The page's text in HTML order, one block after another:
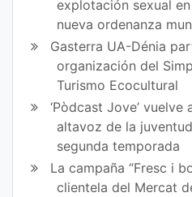
explotación sexual
nueva ordenanza
Gasterra UA-Dénia
organización del
Turismo Ecocultural
‘Pòdcast Jove’
altavoz de la
segunda temporada
La campaña “Fresc i
clientela del Mercat